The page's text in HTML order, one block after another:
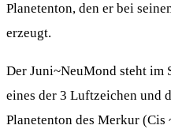
Planetenton, den er bei
erzeugt.
Der Juni~NeuMond steht
eines der 3 Luftzeichen und
Planetenton des Merkur (Cis